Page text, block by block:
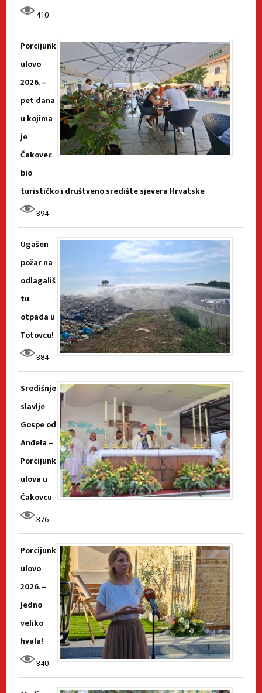
410
Porcijunk
ulovo
2026. –
pet dana
u kojima
je
Čakovec
bio
turističko i društveno središte sjevera Hrvatske
394
Ugašen
požar na
odlagališ
tu
otpada u
Totovcu!
384
Središnje
slavlje
Gospe od
Anđela –
Porcijunk
ulova u
Čakovcu
376
Porcijunk
ulovo
2026. –
Jedno
veliko
hvala!
340